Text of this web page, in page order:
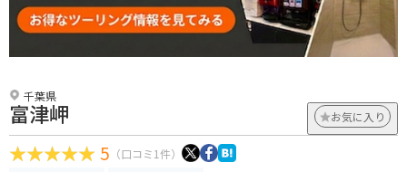
千葉県
富津岬 お気に入り
5 （口コミ1件）